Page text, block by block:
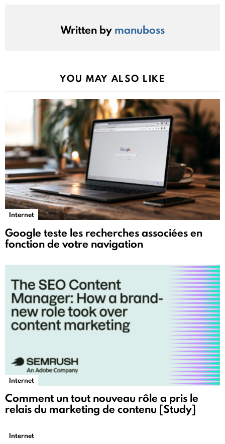
Written by manuboss
YOU MAY ALSO LIKE
Internet
Google teste les recherches associées en
fonction de votre navigation
Internet
Comment un tout nouveau rôle a pris le
relais du marketing de contenu [Study]
Internet